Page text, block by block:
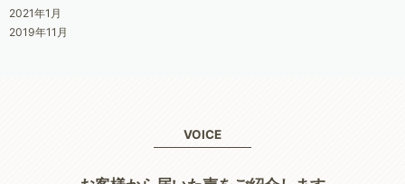
2021年1月
2019年11月
VOICE